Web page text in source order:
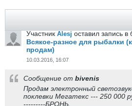
Участник Alesj оставил запись в
Всякое-разное для рыбалки
продам)
10.03.2016, 16:07
Сообщение от bivenis
Продам электронный
поклевки Мегатекс --- 250 000
---------БРОНЬ.